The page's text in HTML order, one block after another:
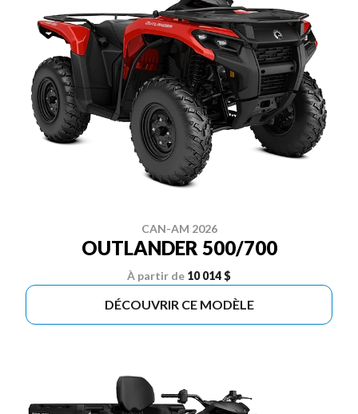
CAN-AM 2026
OUTLANDER 500/700
À partir de 10 014 $
DÉCOUVRIR CE MODÈLE